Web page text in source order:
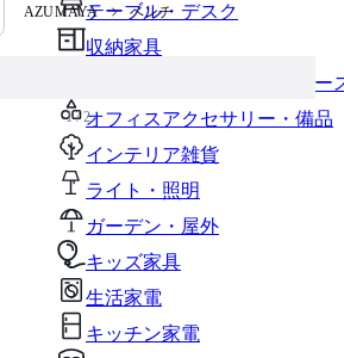
テーブル・デスク
収納家具
パーソナルブース・集中ブー
オフィスアクセサリー・備品
インテリア雑貨
ライト・照明
ガーデン・屋外
キッズ家具
生活家電
キッチン家電
AZUMAYA ベンチ
1 / 2